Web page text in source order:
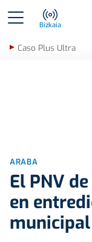
Bizkaia
Caso Plus Ultra
ARABA
El PNV
en
municipal